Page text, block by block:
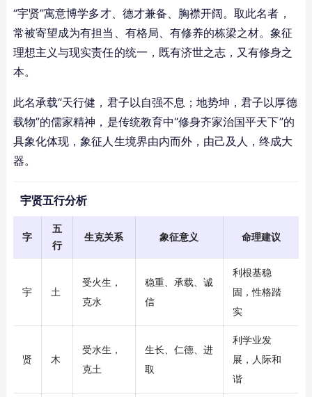
“宇贤”寓意博学多才、德才兼备、胸襟开阔。取此名者，
常被寄望成为有担当、有格局、有修养的栋梁之材。象征
理想主义与现实责任的统一，既有济世之志，又有修身之
本。
此名承载“天行健，君子以自强不息；地势坤，君子以厚德
载物”的儒家精神，是传统教育中“修身齐家治国平天下”的
具象化体现，象征人生境界由内而外，由己及人，终成大
器。
宇贤五行分析
字
五
行
生克关系 象征意义 命理建议
宇 土
受火生，
克水
稳重、承载、诚
信
利根基稳
固，性格踏
实
贤 木
受水生，
克土
生长、仁德、进
取
利学业发
展，人际和
谐